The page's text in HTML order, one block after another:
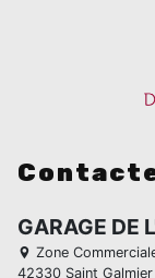
GARAGE DE
Zone
42330 Saint Galmier